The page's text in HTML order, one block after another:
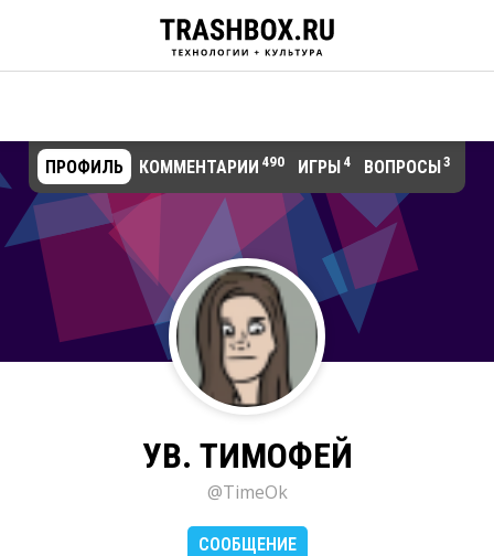
ПРОФИЛЬ КОММЕНТАРИИ 490 ИГРЫ 4 ВОПРОСЫ3
УВ. ТИМОФЕЙ
@TimeOk
СООБЩЕНИЕ